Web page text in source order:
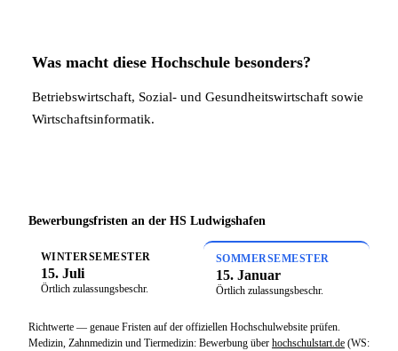
Was macht diese Hochschule besonders?
Betriebswirtschaft, Sozial- und Gesundheitswirtschaft sowie
Wirtschaftsinformatik.
Bewerbungsfristen an der HS Ludwigshafen
WINTERSEMESTER
15. Juli
Örtlich zulassungsbeschr.
SOMMERSEMESTER
15. Januar
Örtlich zulassungsbeschr.
Richtwerte — genaue Fristen auf der offiziellen Hochschulwebsite prüfen.
Medizin, Zahnmedizin und Tiermedizin: Bewerbung über hochschulstart.de (WS: